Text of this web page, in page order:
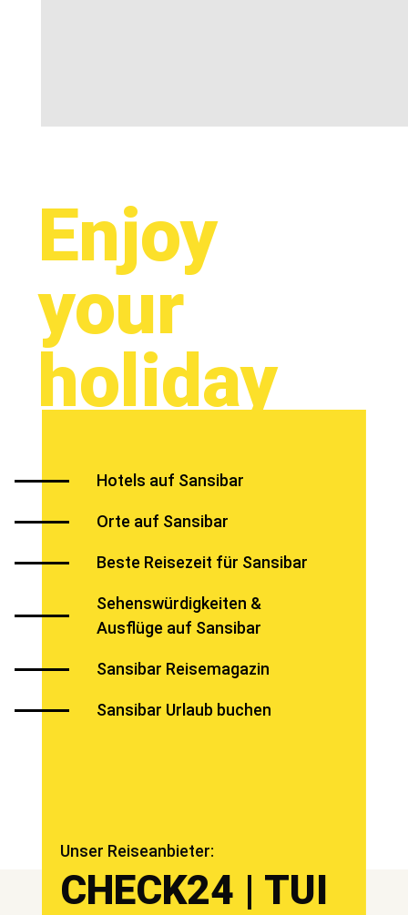
Enjoy
your
holiday
Hotels auf Sansibar
Orte auf Sansibar
Beste Reisezeit für Sansibar
Sehenswürdigkeiten &
Ausflüge auf Sansibar
Sansibar Reisemagazin
Sansibar Urlaub buchen
Unser Reiseanbieter:
CHECK24 | TUI